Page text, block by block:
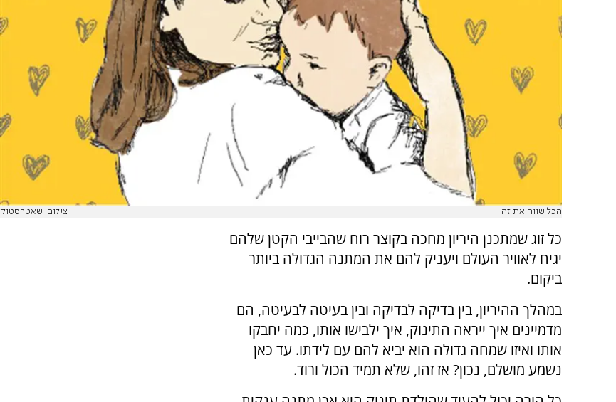
הכל שווה את זה צילום: שאטרסטוק
כל זוג שמתכנן היריון מחכה בקוצר רוח שהבייבי הקטן שלהם
יגיח לאוויר העולם ויעניק להם את המתנה הגדולה ביותר
ביקום.
במהלך ההיריון, בין בדיקה לבדיקה ובין בעיטה לבעיטה, הם
מדמיינים איך ייראה התינוק, איך ילבישו אותו, כמה יחבקו
אותו ואיזו שמחה גדולה הוא יביא להם עם לידתו. עד כאן
נשמע מושלם, נכון? אז זהו, שלא תמיד הכול ורוד.